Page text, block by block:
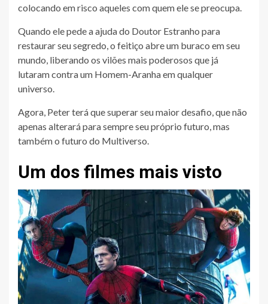
colocando em risco aqueles com quem ele se preocupa.
Quando ele pede a ajuda do Doutor Estranho para
restaurar seu segredo, o feitiço abre um buraco em seu
mundo, liberando os vilões mais poderosos que já
lutaram contra um Homem-Aranha em qualquer
universo.
Agora, Peter terá que superar seu maior desafio, que não
apenas alterará para sempre seu próprio futuro, mas
também o futuro do Multiverso.
Um dos filmes mais visto